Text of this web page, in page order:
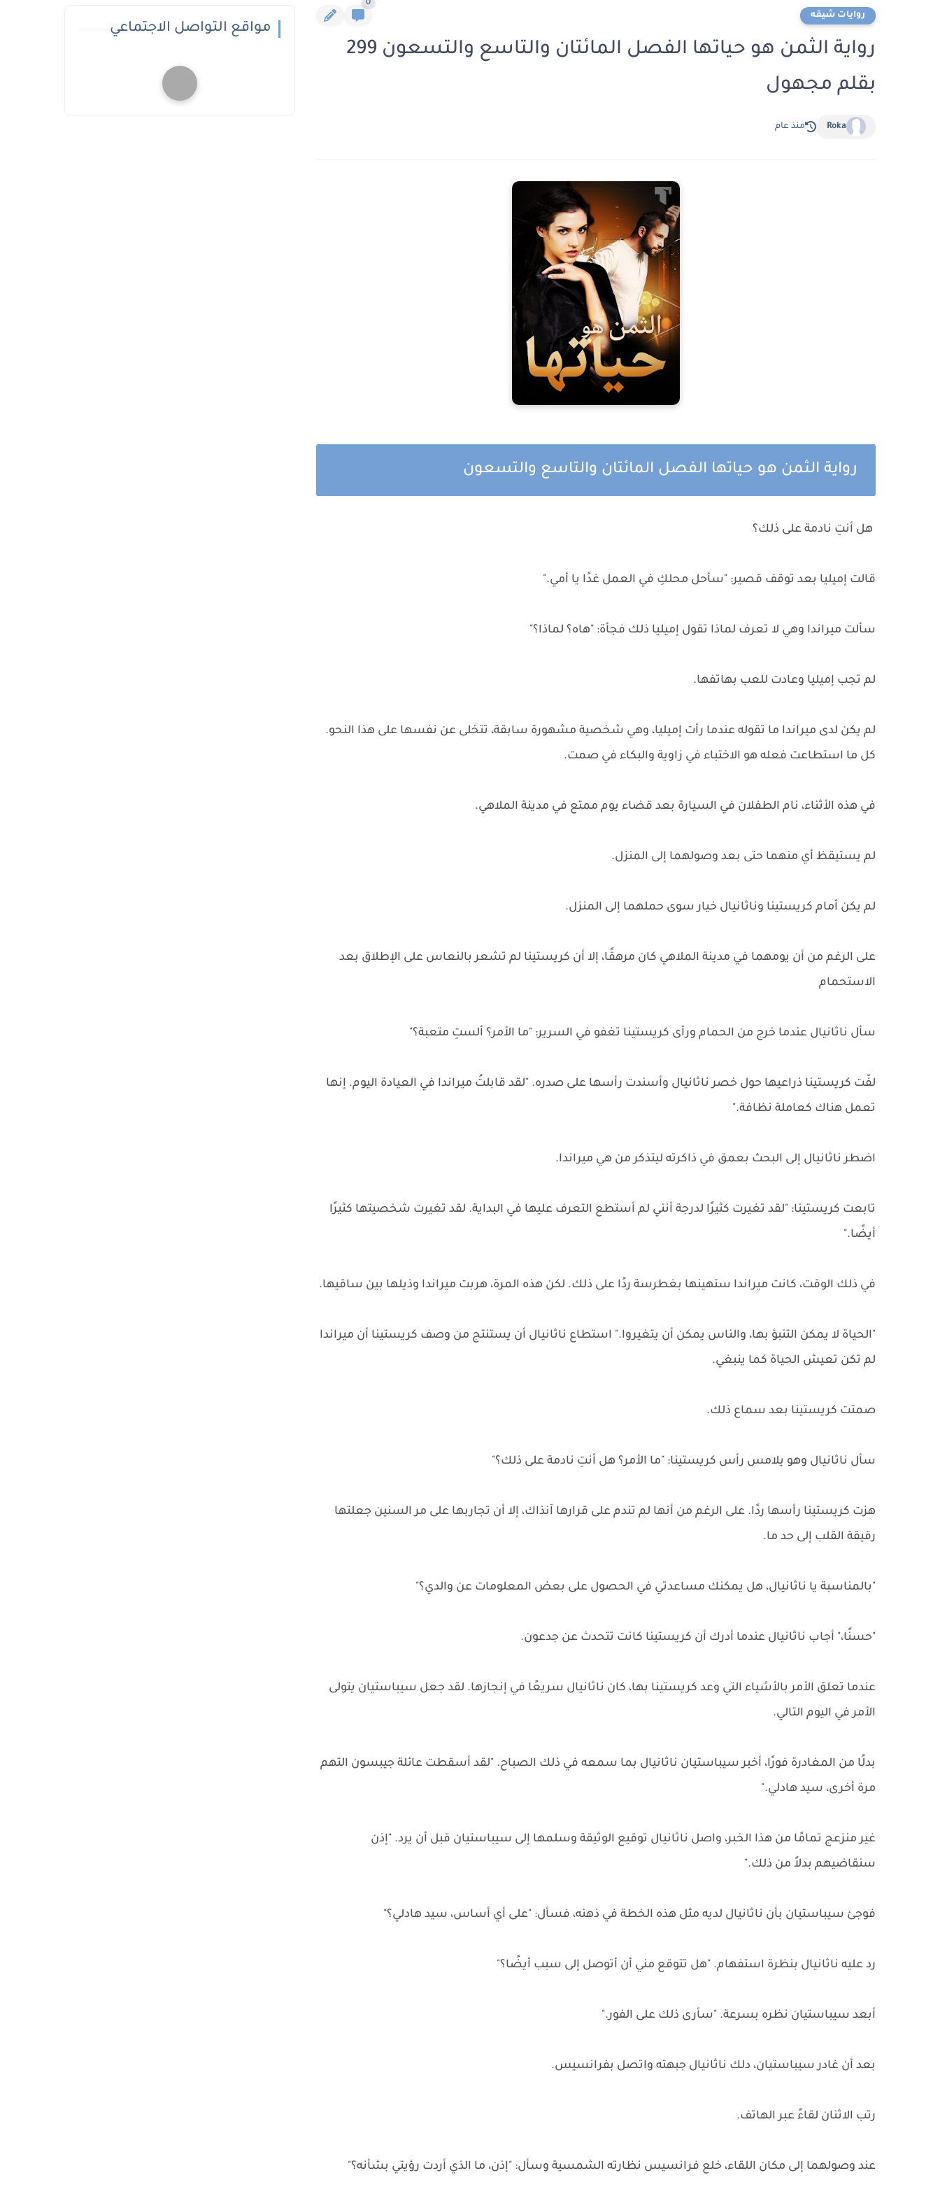
روايات شيقه
0
رواية الثمن هو حياتها الفصل المائتان والتاسع والتسعون 299
بقلم مجهول
Roka منذ عام
رواية الثمن هو حياتها الفصل المائتان والتاسع والتسعون
هل أنتِ نادمة على ذلك؟
قالت إميليا بعد توقف قصير: "سأحل محلكِ في العمل غدًا يا أمي."
سألت ميراندا وهي لا تعرف لماذا تقول إميليا ذلك فجأة: "هاه؟ لماذا؟"
لم تجب إميليا وعادت للعب بهاتفها.
لم يكن لدى ميراندا ما تقوله عندما رأت إميليا، وهي شخصية مشهورة سابقة، تتخلى عن نفسها على هذا النحو.
كل ما استطاعت فعله هو الاختباء في زاوية والبكاء في صمت.
في هذه الأثناء، نام الطفلان في السيارة بعد قضاء يوم ممتع في مدينة الملاهي.
لم يستيقظ أي منهما حتى بعد وصولهما إلى المنزل.
لم يكن أمام كريستينا وناثانيال خيار سوى حملهما إلى المنزل.
على الرغم من أن يومهما في مدينة الملاهي كان مرهقًا، إلا أن كريستينا لم تشعر بالنعاس على الإطلاق بعد
الاستحمام
سأل ناثانيال عندما خرج من الحمام ورأى كريستينا تغفو في السرير: "ما الأمر؟ ألستِ متعبة؟"
لفّت كريستينا ذراعيها حول خصر ناثانيال وأسندت رأسها على صدره. "لقد قابلتُ ميراندا في العيادة اليوم. إنها
تعمل هناك كعاملة نظافة."
اضطر ناثانيال إلى البحث بعمق في ذاكرته ليتذكر من هي ميراندا.
تابعت كريستينا: "لقد تغيرت كثيرًا لدرجة أنني لم أستطع التعرف عليها في البداية. لقد تغيرت شخصيتها كثيرًا
أيضًا."
في ذلك الوقت، كانت ميراندا ستهينها بغطرسة ردًا على ذلك. لكن هذه المرة، هربت ميراندا وذيلها بين ساقيها.
"الحياة لا يمكن التنبؤ بها، والناس يمكن أن يتغيروا." استطاع ناثانيال أن يستنتج من وصف كريستينا أن ميراندا
لم تكن تعيش الحياة كما ينبغي.
صمتت كريستينا بعد سماع ذلك.
سأل ناثانيال وهو يلامس رأس كريستينا: "ما الأمر؟ هل أنتِ نادمة على ذلك؟"
هزت كريستينا رأسها ردًا. على الرغم من أنها لم تندم على قرارها آنذاك، إلا أن تجاربها على مر السنين جعلتها
رقيقة القلب إلى حد ما.
"بالمناسبة يا ناثانيال، هل يمكنك مساعدتي في الحصول على بعض المعلومات عن والدي؟"
"حسنًا،" أجاب ناثانيال عندما أدرك أن كريستينا كانت تتحدث عن جدعون.
عندما تعلق الأمر بالأشياء التي وعد كريستينا بها، كان ناثانيال سريعًا في إنجازها. لقد جعل سيباستيان يتولى
الأمر في اليوم التالي.
بدلًا من المغادرة فورًا، أخبر سيباستيان ناثانيال بما سمعه في ذلك الصباح. "لقد أسقطت عائلة جيبسون التهم
مرة أخرى، سيد هادلي."
غير منزعج تمامًا من هذا الخبر، واصل ناثانيال توقيع الوثيقة وسلمها إلى سيباستيان قبل أن يرد. "إذن
سنقاضيهم بدلاً من ذلك."
فوجئ سيباستيان بأن ناثانيال لديه مثل هذه الخطة في ذهنه، فسأل: "على أي أساس، سيد هادلي؟"
رد عليه ناثانيال بنظرة استفهام. "هل تتوقع مني أن أتوصل إلى سبب أيضًا؟"
أبعد سيباستيان نظره بسرعة. "سأرى ذلك على الفور."
بعد أن غادر سيباستيان، دلك ناثانيال جبهته واتصل بفرانسيس.
رتب الاثنان لقاءً عبر الهاتف.
عند وصولهما إلى مكان اللقاء، خلع فرانسيس نظارته الشمسية وسأل: "إذن، ما الذي أردت رؤيتي بشأنه؟"
مواقع التواصل الاجتماعي